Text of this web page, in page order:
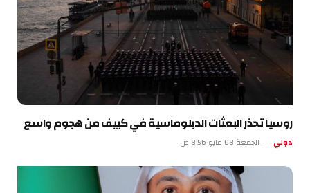
روسيا تحذر البعثات الدبلوماسية في كييف من هجوم واسع
دولي الجمعة 08 مايو 8:56 ص